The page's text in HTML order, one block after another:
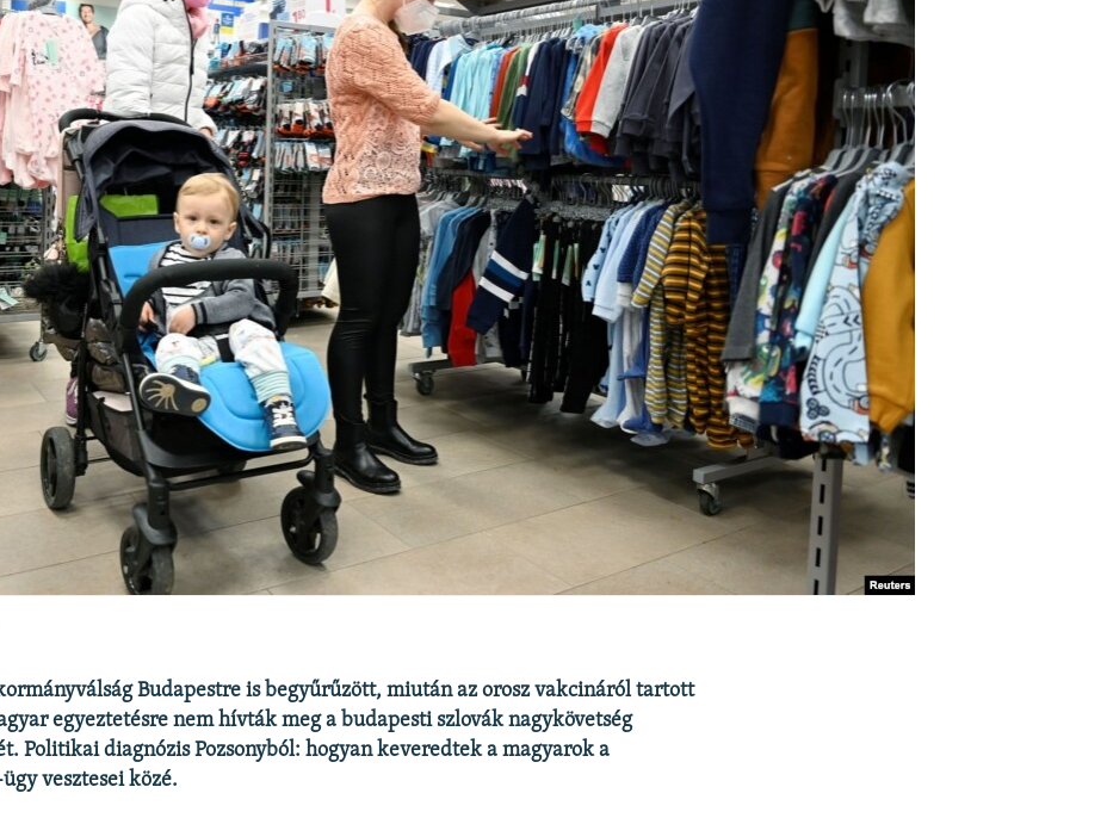
Budapestre is begyűrűzött, miután az orosz vakcináról tartott
egyeztetésre nem hívták meg a budapesti szlovák nagykövetség
Politikai diagnózis Pozsonyból: hogyan keveredtek a magyarok a
vesztesei közé.